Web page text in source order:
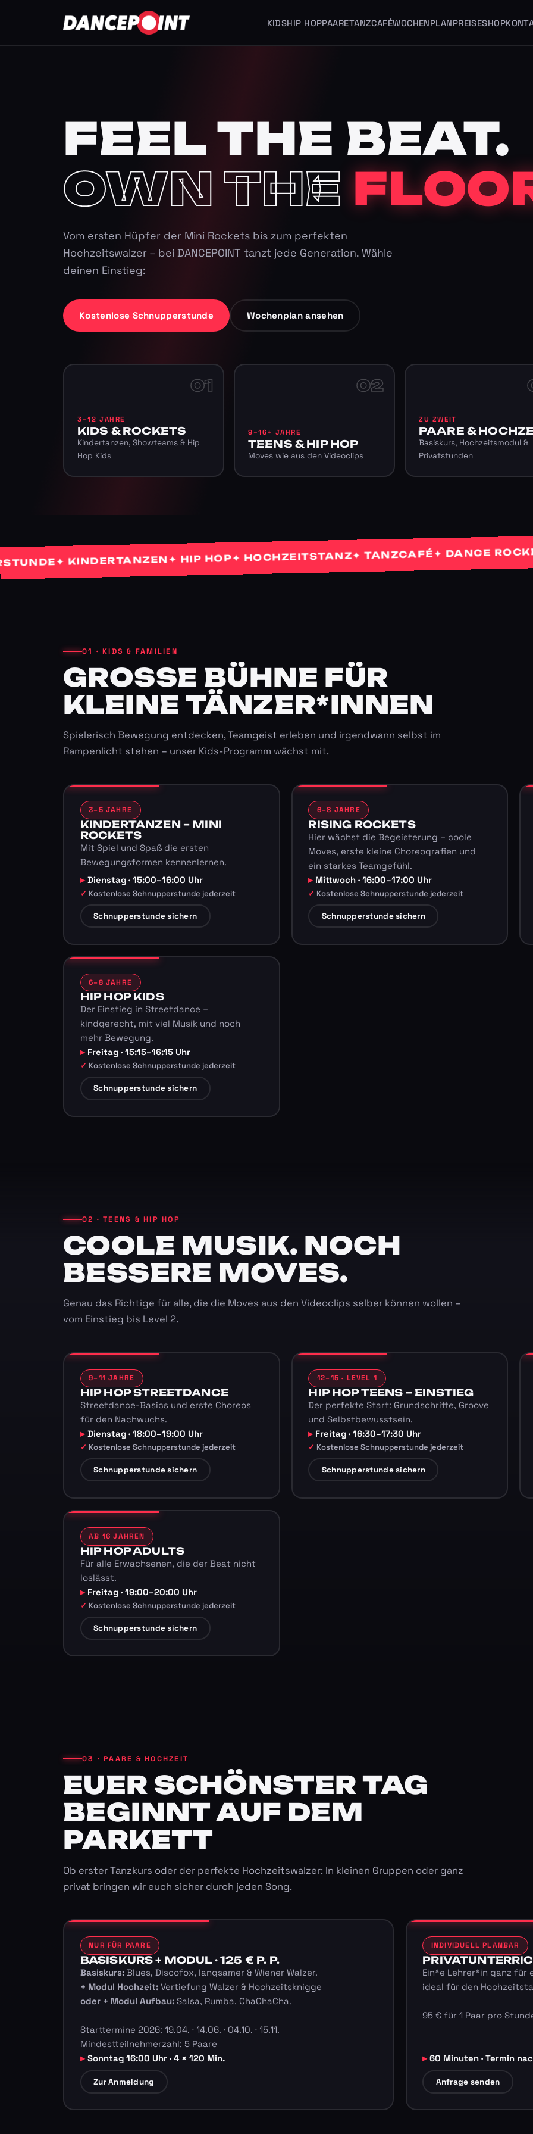
KIDSHIP HOPPAARETANZCAFÉWOCHENPLANPREISESHOP
FEEL THE BEAT.
OWN THE
Vom ersten Hüpfer der Mini Rockets bis zum perfekten
Hochzeitswalzer – bei DANCEPOINT tanzt jede Generation. Wähle
deinen Einstieg:
Kostenlose Schnupperstunde Wochenplan ansehen
01
3–12 JAHRE
KIDS & ROCKETS
Kindertanzen, Showteams & Hip
Hop Kids
02
9–16+ JAHRE
TEENS & HIP HOP
Moves wie aus den Videoclips
ZU ZWEIT
PAARE &
Basiskurs, Hochzeitsmodul &
Privatstunden
✦ KINDERTANZEN✦ HIP HOP✦ HOCHZEITSTANZ✦ TANZCAFÉ✦ DANCE ROCKETS✦
01 · KIDS & FAMILIEN
GROSSE BÜHNE FÜR K
LEINE TÄNZER*INNEN
Spielerisch Bewegung entdecken, Teamgeist erleben und irgendwann selbst im
Rampenlicht stehen – unser Kids-Programm wächst mit.
3–5 JAHRE
KINDERTANZEN – MINI
ROCKETS
Mit Spiel und Spaß die ersten
Bewegungsformen kennenlernen.
Dienstag · 15:00–16:00 Uhr
Kostenlose Schnupperstunde jederzeit
Schnupperstunde sichern
6–8 JAHRE
RISING ROCKETS
Hier wächst die Begeisterung – coole
Moves, erste kleine Choreografien und
ein starkes Teamgefühl.
Mittwoch · 16:00–17:00 Uhr
Kostenlose Schnupperstunde jederzeit
Schnupperstunde sichern
6–8 JAHRE
HIP HOP KIDS
Der Einstieg in Streetdance –
kindgerecht, mit viel Musik und noch
mehr Bewegung.
Freitag · 15:15–16:15 Uhr
Kostenlose Schnupperstunde jederzeit
Schnupperstunde sichern
02 · TEENS & HIP HOP
COOLE MUSIK. NOCH
BESSERE MOVES.
Genau das Richtige für alle, die die Moves aus den Videoclips selber können wollen –
vom Einstieg bis Level 2.
9–11 JAHRE
HIP HOP STREETDANCE
Streetdance-Basics und erste Choreos
für den Nachwuchs.
Dienstag · 18:00–19:00 Uhr
Kostenlose Schnupperstunde jederzeit
Schnupperstunde sichern
12–15 · LEVEL 1
HIP HOP TEENS – EINSTIEG
Der perfekte Start: Grundschritte, Groove
und Selbstbewusstsein.
Freitag · 16:30–17:30 Uhr
Kostenlose Schnupperstunde jederzeit
Schnupperstunde sichern
AB 16 JAHREN
HIP HOP ADULTS
Für alle Erwachsenen, die der Beat nicht
loslässt.
Freitag · 19:00–20:00 Uhr
Kostenlose Schnupperstunde jederzeit
Schnupperstunde sichern
03 · PAARE & HOCHZEIT
EUER SCHÖNSTER TAG
BEGINNT AUF DEM
PARKETT
Ob erster Tanzkurs oder der perfekte Hochzeitswalzer: In kleinen Gruppen oder ganz
privat bringen wir euch sicher durch jeden Song.
NUR FÜR PAARE
BASISKURS + MODUL · 125 € P. P.
Basiskurs:Blues, Discofox, langsamer & Wiener Walzer.
+ Modul Hochzeit:Vertiefung Walzer & Hochzeitsknigge
oder + Modul Aufbau:Salsa, Rumba, ChaChaCha.
Starttermine 2026: 19.04. · 14.06. · 04.10. · 15.11.
Mindestteilnehmerzahl: 5 Paare
Sonntag 16:00 Uhr · 4 × 120 Min.
Zur Anmeldung
INDIVIDUELL PLANBAR
Ein*e Lehrer*in ganz für
ideal für den
95 € für 1 Paar pro
60 Minuten · Termin
Anfrage senden